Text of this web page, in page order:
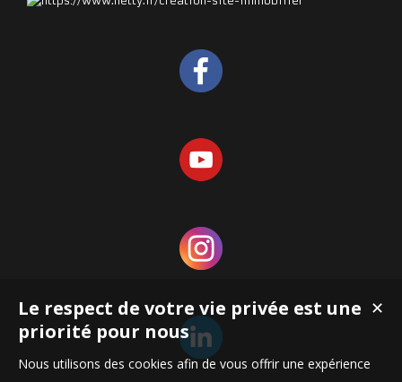
✕
Le respect de votre vie privée est une
priorité pour nous
Nous utilisons des cookies afin de vous offrir une expérience